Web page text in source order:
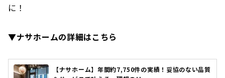
に！
▼ナサホームの詳細はこちら
【ナサホーム】年間約7,750件の実績！妥協のない品質